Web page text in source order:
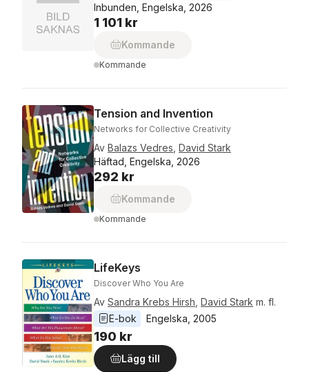
Inbunden, Engelska, 2026
1 101 kr
Kommande
Kommande
Tension and Invention
Networks for Collective Creativity
Av Balazs Vedres David Stark
Häftad, Engelska, 2026
292 kr
Kommande
Kommande
LifeKeys
Discover Who You Are
Av Sandra Krebs Hirsh David Stark m. fl.
E-bok
Engelska 2005
190 kr
Lägg till